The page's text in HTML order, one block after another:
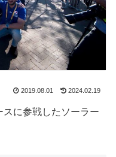
2019.08.01 2024.02.19
に参戦したソーラー